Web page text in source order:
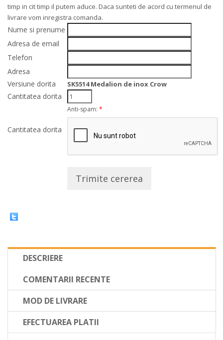
timp in cit timp il putem aduce. Daca sunteti de acord cu termenul de
livrare vom inregistra comanda.
Nume si prenume
Adresa de email
Telefon
Adresa
Versiune dorita
SK5514 Medalion de inox Crow
Cantitatea dorita
Cantitatea dorita
Anti-spam: *
Trimite cererea
DESCRIERE
COMENTARII RECENTE
MOD DE LIVRARE
EFECTUAREA PLATII